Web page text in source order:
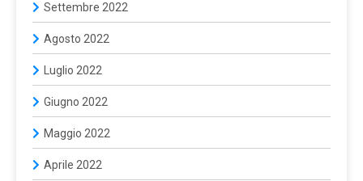
Settembre 2022
Agosto 2022
Luglio 2022
Giugno 2022
Maggio 2022
Aprile 2022